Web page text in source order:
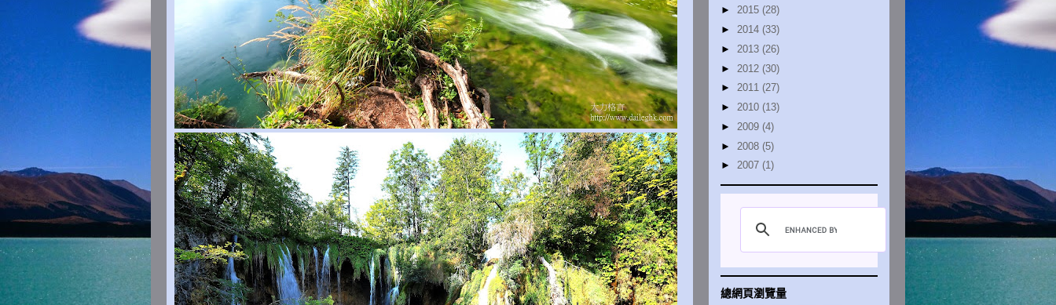
► 2015 (28)
► 2014 (33)
► 2013 (26)
► 2012 (30)
► 2011 (27)
► 2010 (13)
► 2009 (4)
► 2008 (5)
► 2007 (1)
總網頁瀏覽量